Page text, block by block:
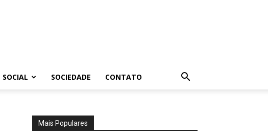
SOCIAL SOCIEDADE CONTATO
Mais Populares